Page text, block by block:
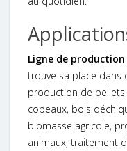
Ligne de production
trouve sa place dans
production de pellets
copeaux, bois
biomasse agricole,
animaux, traitement